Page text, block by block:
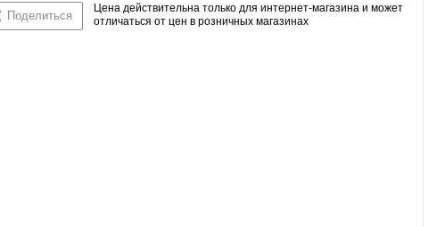
Поделиться
Цена действительна только для интернет-магазина и может
отличаться от цен в розничных магазинах